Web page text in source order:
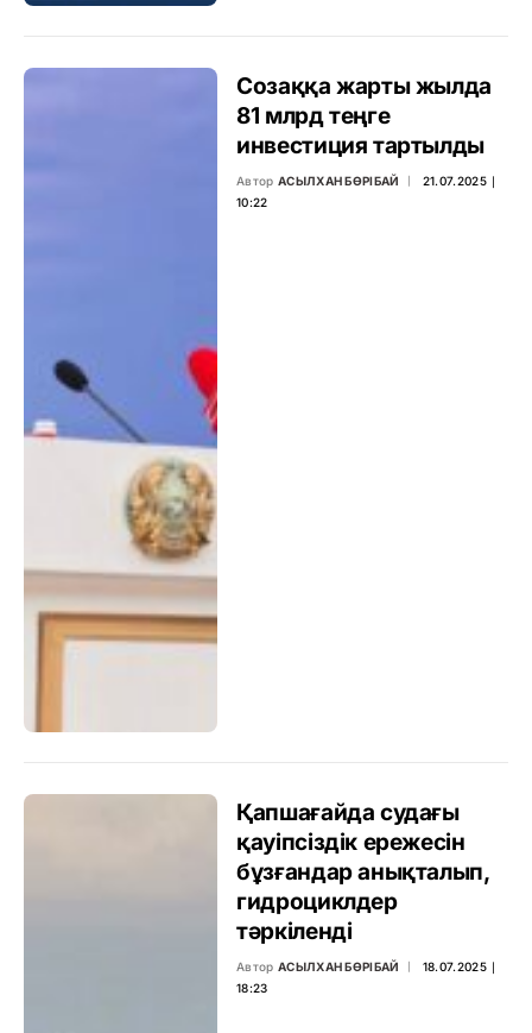
Созаққа жарты жылда
81 млрд теңге
инвестиция тартылды
Автор АСЫЛХАН БӨРІБАЙ
21.07.2025 ∣
10:22
Қапшағайда судағы
қауіпсіздік ережесін
бұзғандар анықталып,
гидроциклдер
тәркіленді
Автор АСЫЛХАН БӨРІБАЙ
18.07.2025 ∣
18:23